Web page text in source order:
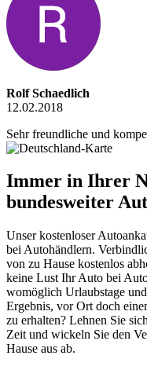
Rolf Schaedlich
12.02.2018
Sehr freundliche und
Immer in Ihrer
bundesweiter
Unser kostenloser
bei Autohändlern.
von zu Hause kostenlos
keine Lust Ihr Auto bei
womöglich Urlaubstage
Ergebnis, vor Ort doch
zu erhalten? Lehnen Sie
Zeit und wickeln Sie den
Hause aus ab.